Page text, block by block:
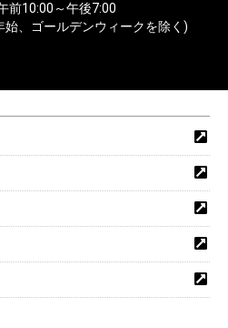
前10:00～午後7:00
、ゴールデンウィークを除く)